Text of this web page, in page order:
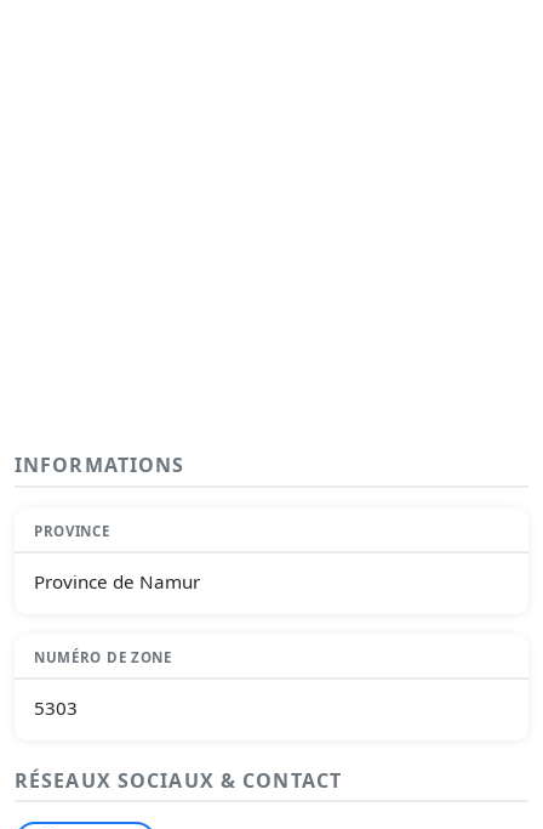
INFORMATIONS
PROVINCE
Province de Namur
NUMÉRO DE ZONE
5303
RÉSEAUX SOCIAUX & CONTACT